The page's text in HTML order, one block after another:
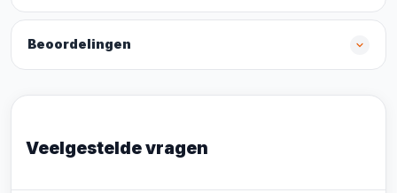
Beoordelingen
Veelgestelde vragen